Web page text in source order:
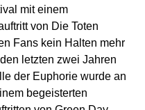
mit einem
von Die Toten
Fans kein Halten mehr
letzten zwei Jahren
der Euphorie wurde an
begeisterten